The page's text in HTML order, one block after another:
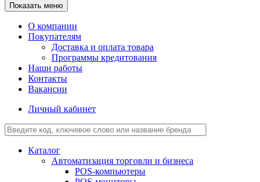
Показать меню
О компании
Покупателям
Доставка и оплата товара
Программы кредитования
Наши работы
Контакты
Вакансии
Личный кабинет
Каталог
Автоматизация торговли и бизнеса
POS-компьютеры